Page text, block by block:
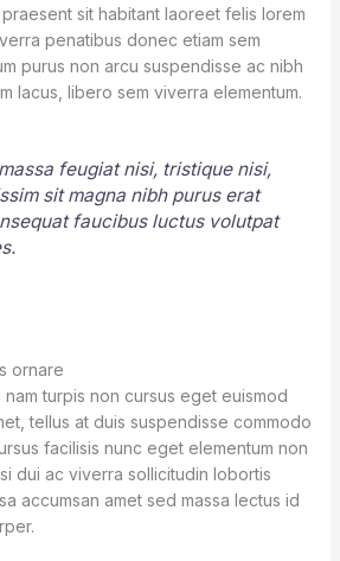
sit habitant laoreet felis lorem
penatibus donec etiam sem
purus non arcu suspendisse ac nibh
lacus, libero sem viverra elementum.
feugiat nisi, tristique nisi,
sit magna nibh purus erat
faucibus luctus volutpat
ornare
turpis non cursus eget euismod
tellus at duis suspendisse commodo
facilisis nunc eget elementum non
dui ac viverra sollicitudin lobortis
accumsan amet sed massa lectus id